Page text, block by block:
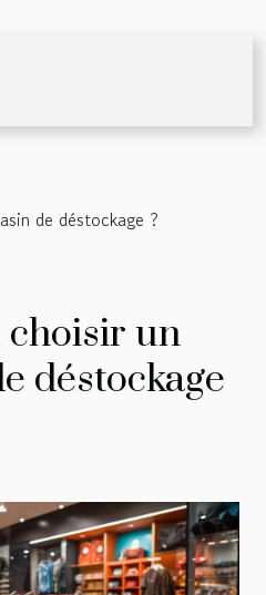
de déstockage ?
choisir un
déstockage